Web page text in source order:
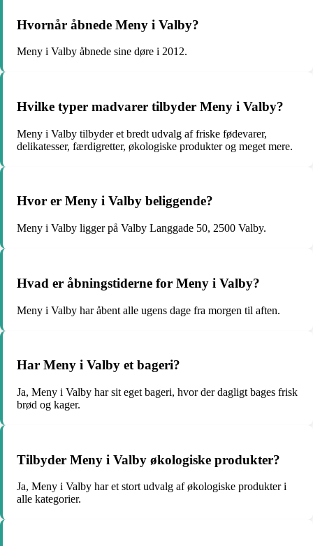
Hvornår åbnede Meny i Valby?
Meny i Valby åbnede sine døre i 2012.
Hvilke typer madvarer tilbyder Meny i Valby?
Meny i Valby tilbyder et bredt udvalg af friske fødevarer,
delikatesser, færdigretter, økologiske produkter og meget mere.
Hvor er Meny i Valby beliggende?
Meny i Valby ligger på Valby Langgade 50, 2500 Valby.
Hvad er åbningstiderne for Meny i Valby?
Meny i Valby har åbent alle ugens dage fra morgen til aften.
Har Meny i Valby et bageri?
Ja, Meny i Valby har sit eget bageri, hvor der dagligt bages frisk
brød og kager.
Tilbyder Meny i Valby økologiske produkter?
Ja, Meny i Valby har et stort udvalg af økologiske produkter i
alle kategorier.